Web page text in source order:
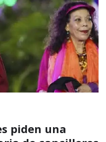
piden una